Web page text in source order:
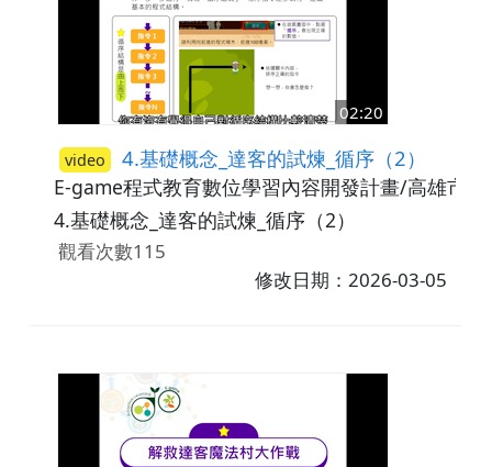
02:20
video 4.基礎概念_達客的試煉_循序（2）
E-game程式教育數位學習內容開發計畫/高雄市
4.基礎概念_達客的試煉_循序（2）
觀看次數115
修改日期：2026-03-05